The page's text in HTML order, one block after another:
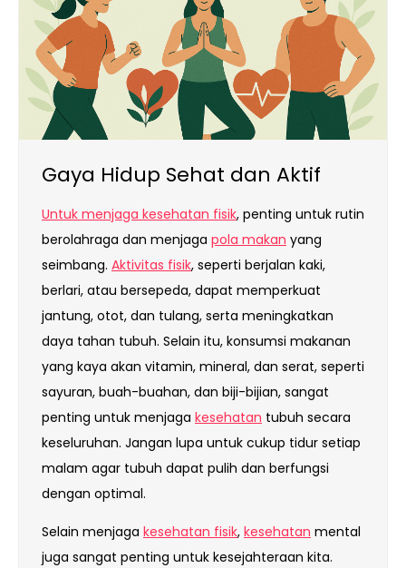
Gaya Hidup Sehat dan Aktif
Untuk menjaga kesehatan fisik, penting untuk rutin
berolahraga dan menjaga pola makan yang
seimbang. Aktivitas fisik, seperti berjalan kaki,
berlari, atau bersepeda, dapat memperkuat
jantung, otot, dan tulang, serta meningkatkan
daya tahan tubuh. Selain itu, konsumsi makanan
yang kaya akan vitamin, mineral, dan serat, seperti
sayuran, buah-buahan, dan biji-bijian, sangat
penting untuk menjaga kesehatan tubuh secara
keseluruhan. Jangan lupa untuk cukup tidur setiap
malam agar tubuh dapat pulih dan berfungsi
dengan optimal.
Selain menjaga kesehatan fisik, kesehatan mental
juga sangat penting untuk kesejahteraan kita.